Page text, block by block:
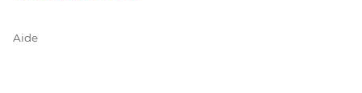
Aide